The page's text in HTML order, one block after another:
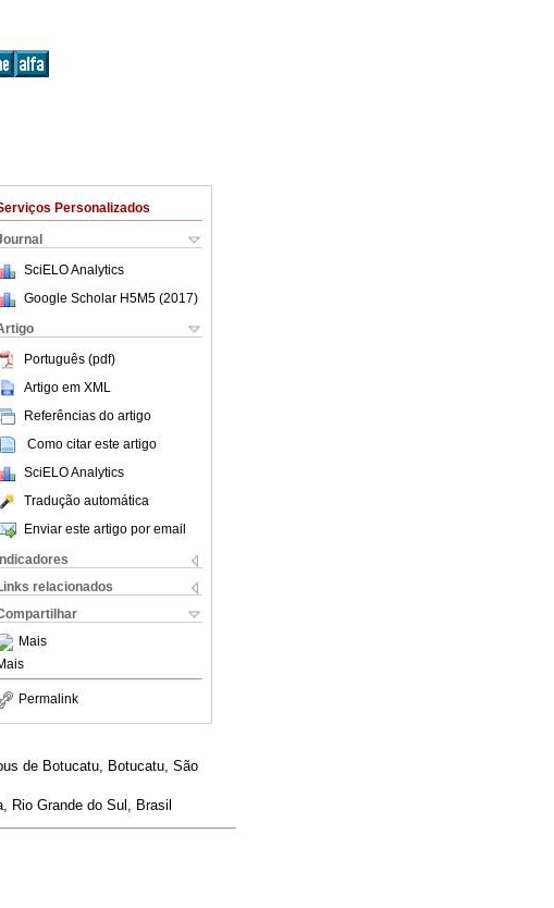
Personalizados
SciELO Analytics
Google Scholar H5M5 (2017)
Português (pdf)
Artigo em XML
Referências do artigo
Como citar este artigo
SciELO Analytics
Tradução automática
Enviar este artigo por email
Indicadores
relacionados
Mais
Permalink
de Botucatu, Botucatu, São
Rio Grande do Sul, Brasil